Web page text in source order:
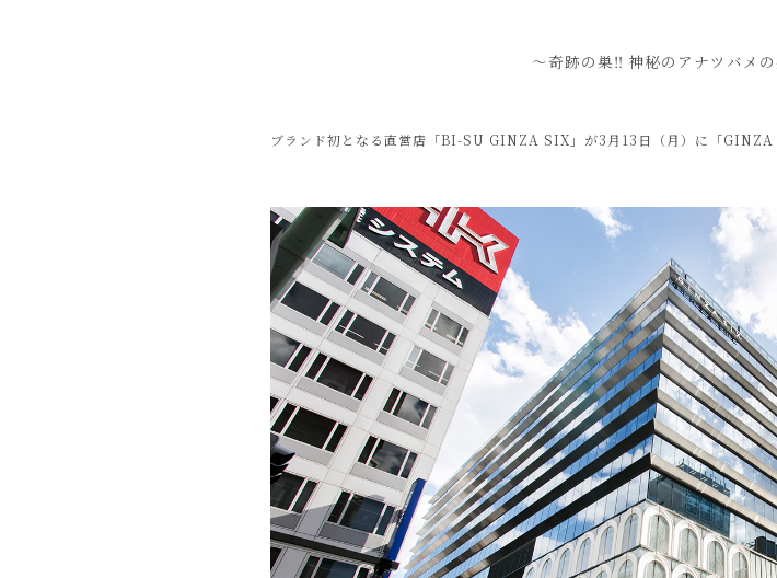
〜奇跡の巣‼︎ 神秘のアナツバメ
ブランド初となる直営店「BI-SU GINZA SIX」が3月13日（月）に「GINZA